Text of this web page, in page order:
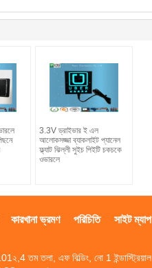
3.3V ড্রাইভার ই এল
আলোকসজ্জা ব্যাকলাইট প্যানেল
ফ্ল্যাট ঝিল্লী সুইচ পিইটি চকচকে
ওভারলে
সাইট ম্যাপ
পরিচিতি
কারখানা ভ্রমণ
তম তলা, এফ বিল্ডিং, নো 1 ইন্ডাস্ট্রিয়াল